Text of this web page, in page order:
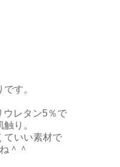
す。
ウレタン5％で
り。
ていい素材で
＾＾